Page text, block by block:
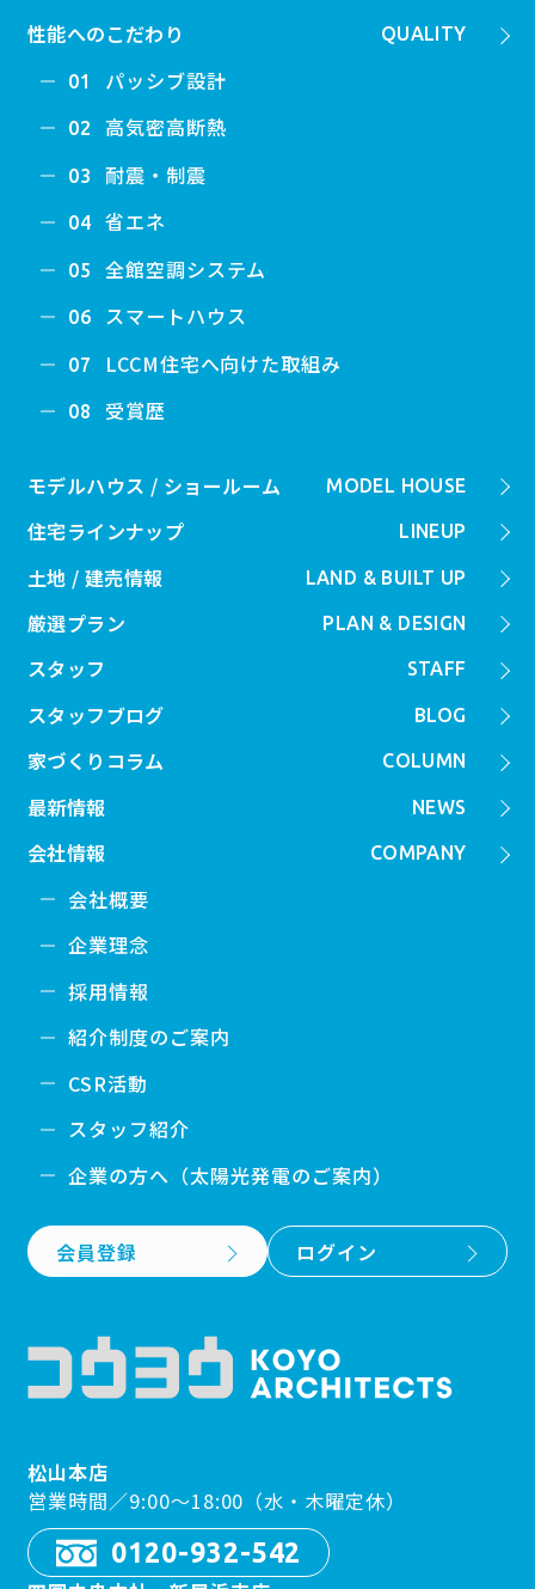
QUALITY
性能へのこだわり
01 パッシブ設計
02 高気密高断熱
03 耐震・制震
04 省エネ
05 全館空調システム
06 スマートハウス
07 LCCM住宅へ向けた取組み
08 受賞歴
MODEL HOUSE
モデルハウス / ショールーム
LINEUP
住宅ラインナップ
LAND & BUILT UP
土地 / 建売情報
PLAN & DESIGN
厳選プラン
STAFF
スタッフ
BLOG
スタッフブログ
COLUMN
家づくりコラム
NEWS
最新情報
COMPANY
会社情報
会社概要
企業理念
採用情報
紹介制度のご案内
CSR活動
スタッフ紹介
企業の方へ（太陽光発電のご案内）
会員登録 ログイン
松山本店
営業時間／9:00〜18:00（水・木曜定休）
0120-932-542